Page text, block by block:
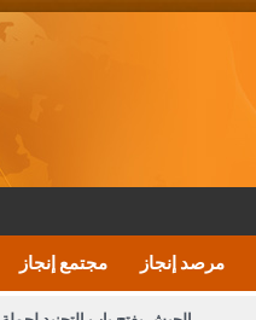
مجتمع إنجاز مرصد إنجاز